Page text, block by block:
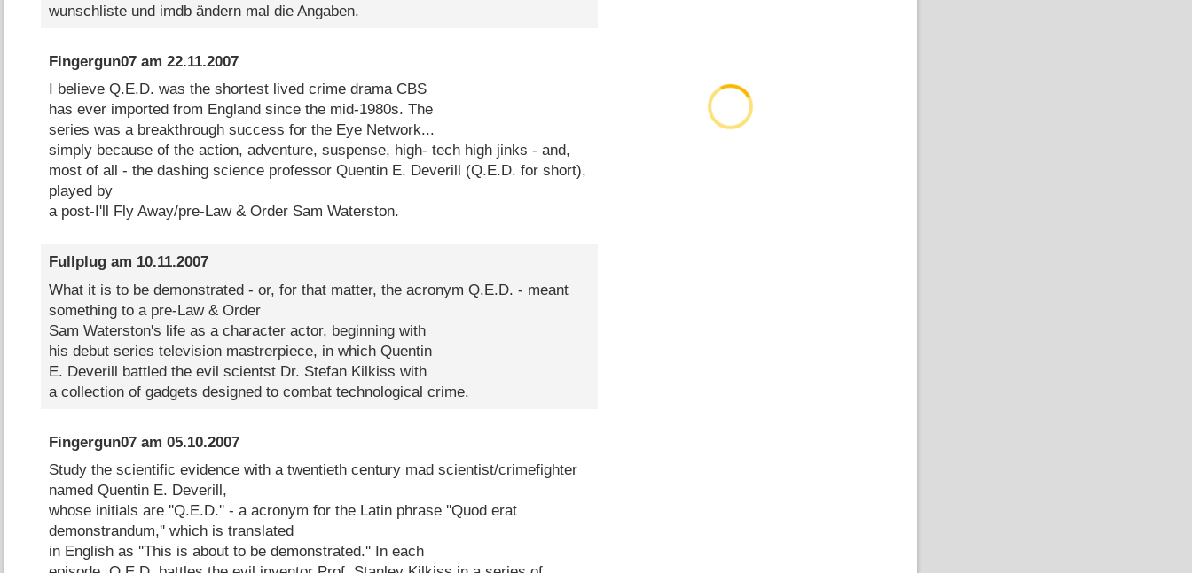
wunschliste und imdb ändern mal die Angaben.
Fingergun07am 22.11.2007
I believe Q.E.D. was the shortest lived crime drama CBS
has ever imported from England since the mid-1980s. The
series was a breakthrough success for the Eye Network...
simply because of the action, adventure, suspense, high- tech high jinks - and,
most of all - the dashing science professor Quentin E. Deverill (Q.E.D. for short),
played by
a post-I'll Fly Away/pre-Law & Order Sam Waterston.
Fullplugam 10.11.2007
What it is to be demonstrated - or, for that matter, the acronym Q.E.D. - meant
something to a pre-Law & Order
Sam Waterston's life as a character actor, beginning with
his debut series television mastrerpiece, in which Quentin
E. Deverill battled the evil scientst Dr. Stefan Kilkiss with
a collection of gadgets designed to combat technological crime.
Fingergun07am 05.10.2007
Study the scientific evidence with a twentieth century mad scientist/crimefighter
named Quentin E. Deverill,
whose initials are ''Q.E.D.'' - a acronym for the Latin phrase ''Quod erat
demonstrandum,'' which is translated
in English as ''This is about to be demonstrated.'' In each